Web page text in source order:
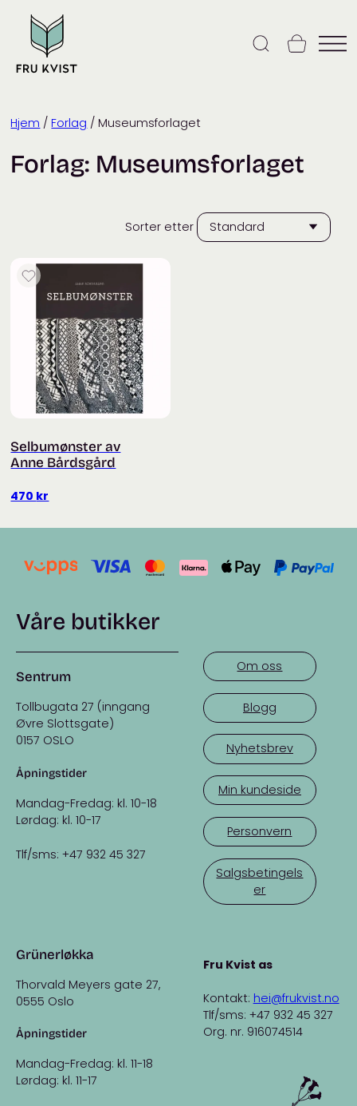
content
Hjem / Forlag / Museumsforlaget
Forlag: Museumsforlaget
Sorter etter
Selbumønster av
Anne Bårdsgård
470 kr
Våre butikker
Sentrum
Tollbugata 27 (inngang
Øvre Slottsgate)
0157 OSLO
Åpningstider
Mandag-Fredag: kl. 10-18
Lørdag: kl. 10-17
Tlf/sms: +47 932 45 327
Grünerløkka
Thorvald Meyers gate 27,
0555 Oslo
Åpningstider
Mandag-Fredag: kl. 11-18
Lørdag: kl. 11-17
Om oss
Blogg
Nyhetsbrev
Min kundeside
Personvern
Salgsbetingels
er
Fru Kvist as
Kontakt: hei@frukvist.no
Tlf/sms: +47 932 45 327
Org. nr. 916074514